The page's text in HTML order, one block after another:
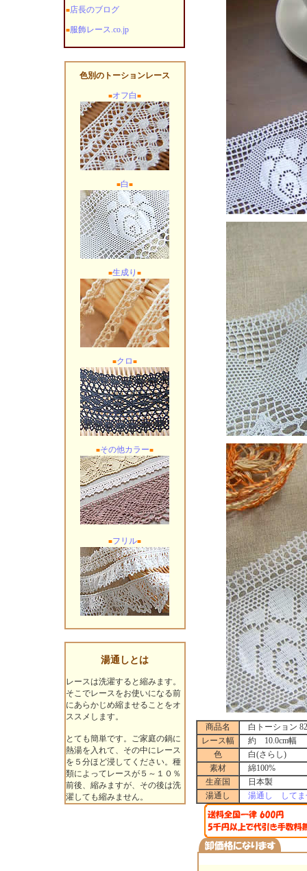
■店長のブログ
■服飾レース.co.jp
色別のトーションレース
■オフ白■
■白■
■生成り ■
■クロ■
■その他カラー■
■フリル■
湯通しとは
レースは洗濯すると縮みます。
そこでレースをお使いになる前
にあらかじめ縮ませることをオ
ススメします。
とても簡単です。ご家庭の鍋に
熱湯を入れて、その中にレース
を５分ほど浸してください。種
類によってレースが５～１０％
前後、縮みますが、その後は洗
濯しても縮みません。
商品名
白トーション
レース幅
約 10.0cm幅
色
白(さらし)
素材
綿100%
生産国
日本製
湯通し
湯通し してま